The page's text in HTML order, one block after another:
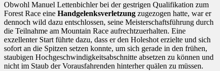
Obwohl Manuel Lettenbichler bei der gestrigen Qualifikation zum
Forest Race eine Handgelenksverletzung zugezogen hatte, war er
dennoch wild dazu entschlossen, seine Meisterschaftsführung durch
die Teilnahme am Mountain Race aufrechtzuerhalten. Eine
exzellenter Start führte dazu, dass er den Holeshot erzielte und sich
sofort an die Spitzen setzen konnte, um sich gerade in den frühen,
staubigen Hochgeschwindigkeitsabschnitte absetzen zu können und
nicht im Staub der Vorausfahrenden hinterher quälen zu müssen.